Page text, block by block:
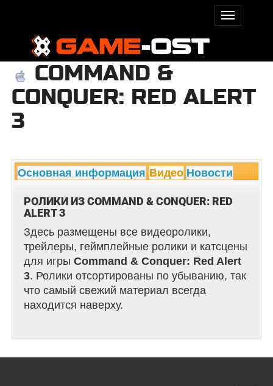
COMMAND &
CONQUER: RED ALERT
3
Основная информация Видео Новости
РОЛИКИ ИЗ COMMAND & CONQUER: RED
ALERT 3
Здесь размещены все видеоролики,
трейлеры, геймплейные ролики и катсцены
для игры Command & Conquer: Red Alert
3. Ролики отсортированы по убыванию, так
что самый свежий материал всегда
находится наверху.